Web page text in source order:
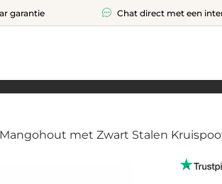
garantie Chat direct met een
met Zwart Stalen